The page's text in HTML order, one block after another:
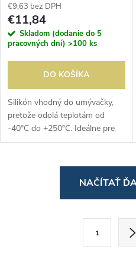
€9,63 bez DPH
€11,84
Skladom (dodanie do 5
pracovných dní) >100 ks
DO KOŠÍKA
Silikón vhodný do umývačky,
pretože odolá teplotám od
-40°C do +250°C. Ideálne pre
plechy na pečenie a horúce
NAČÍTAŤ
1